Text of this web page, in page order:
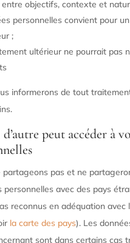
entre objectifs, contexte et
personnelles convient pour
;
ultérieur ne pourrait pas
informerons de tout
peut accéder à
partageons pas et ne
personnelles avec des pays
reconnus en adéquation avec
la carte des pays). Les
sont dans certains cas